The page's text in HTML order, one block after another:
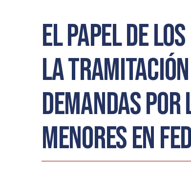
El papel de
la
demandas
menores en